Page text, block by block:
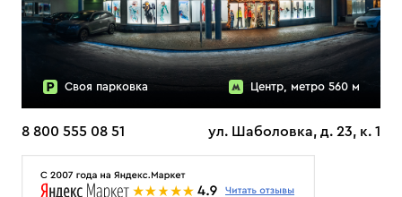
Своя парковка Центр, метро 560 м
8 800 555 08 51 ул. Шаболовка, д. 23, к. 1